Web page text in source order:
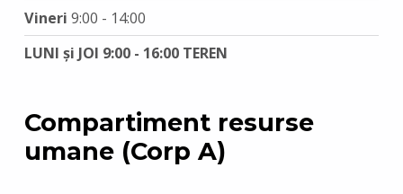
Vineri 9:00 - 14:00
LUNI și JOI 9:00 - 16:00 TEREN
Compartiment resurse
umane (Corp A)